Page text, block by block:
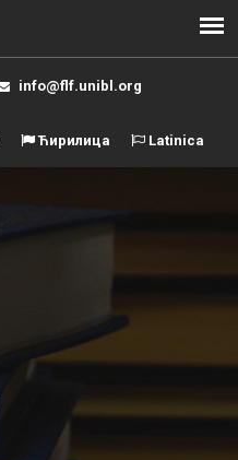
info@flf.unibl.org
Ћирилица Latinica